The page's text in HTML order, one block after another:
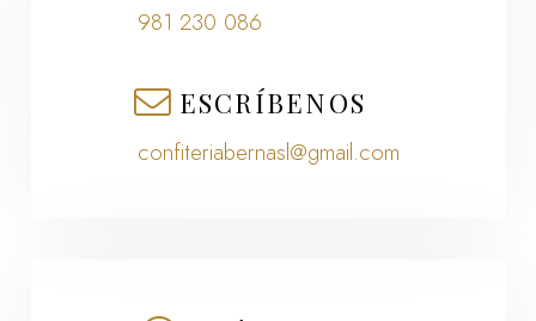
981 230 086
ESCRÍBENOS
confiteriabernasl@gmail.com